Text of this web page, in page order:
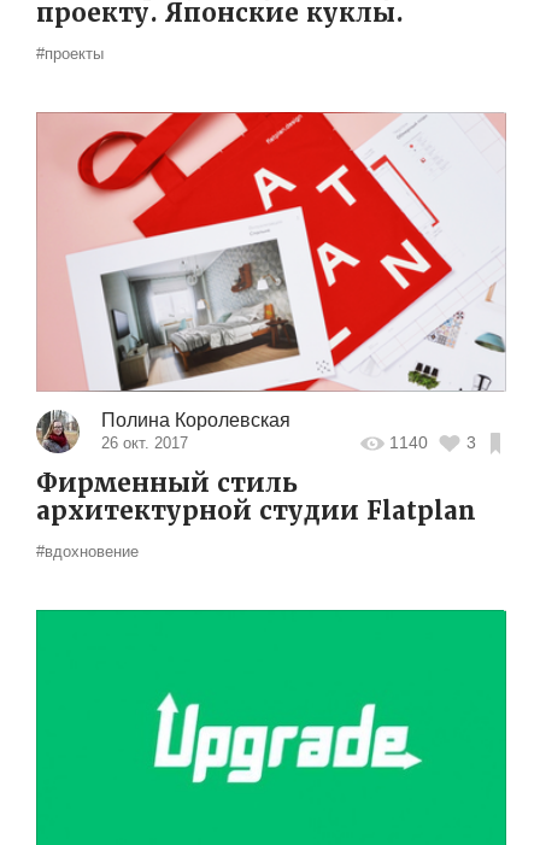
проекту. Японские куклы.
#проекты
Полина Королевская
26 окт. 2017 1140 3
Фирменный стиль
архитектурной студии Flatplan
#вдохновение